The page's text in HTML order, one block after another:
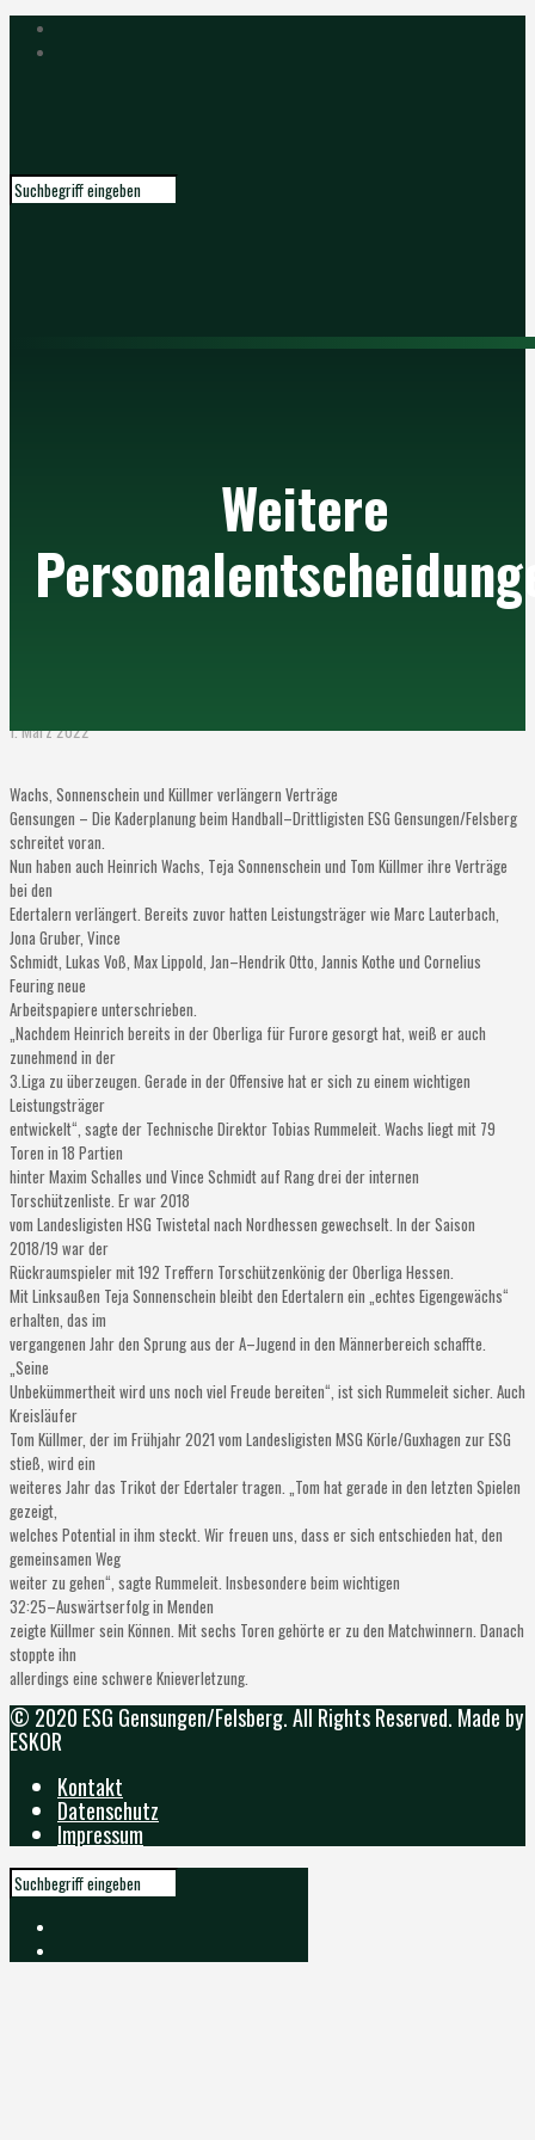
Weitere
1. März 2022
Wachs, Sonnenschein und Küllmer verlängern Verträge
Gensungen – Die Kaderplanung beim Handball–Drittligisten ESG Gensungen/Felsberg
schreitet voran.
Nun haben auch Heinrich Wachs, Teja Sonnenschein und Tom Küllmer ihre Verträge
bei den
Edertalern verlängert. Bereits zuvor hatten Leistungsträger wie Marc Lauterbach,
Jona Gruber, Vince
Schmidt, Lukas Voß, Max Lippold, Jan–Hendrik Otto, Jannis Kothe und Cornelius
Feuringneue
Arbeitspapiere unterschrieben.
„Nachdem Heinrich bereits in der Oberliga für Furore gesorgt hat, weiß er auch
zunehmend in der
3.Liga zu überzeugen. Gerade in der Offensive hat er sich zu einem wichtigen
Leistungsträger
entwickelt“, sagte der Technische Direktor Tobias Rummeleit. Wachs liegt mit 79
Toren in 18 Partien
hinter Maxim Schalles und Vince Schmidt auf Rang drei der internen
Torschützenliste. Er war 2018
vom Landesligisten HSG Twistetal nach Nordhessen gewechselt. In derSaison
2018/19 warder
Rückraumspielermit 192 Treffern Torschützenkönig der Oberliga Hessen.
MitLinksaußen Teja Sonnenschein bleibt den Edertalern ein „echtes Eigengewächs“
erhalten, das im
vergangenen Jahr den Sprung aus der A–Jugend in den Männerbereich schaffte.
„Seine
Unbekümmertheit wird uns noch viel Freude bereiten“, ist sich Rummeleit sicher. Auch
Kreisläufer
Tom Küllmer, der im Frühjahr2021 vom Landesligisten MSG Körle/Guxhagen zur ESG
stieß, wird ein
weiteres Jahr das Trikot der Edertaler tragen. „Tom hat gerade in den letzten Spielen
gezeigt,
welches Potential in ihm steckt. Wir freuen uns, dass er sich entschieden hat, den
gemeinsamen Weg
weiter zu gehen“, sagte Rummeleit. Insbesondere beim wichtigen
32:25–Auswärtserfolg in Menden
zeigte Küllmer sein Können. Mit sechs Toren gehörte er zu den Matchwinnern. Danach
stoppte ihn
allerdings eine schwere Knieverletzung.
© 2020 ESG Gensungen/Felsberg. All Rights Reserved. Made by
ESKOR
Kontakt
Datenschutz
Impressum